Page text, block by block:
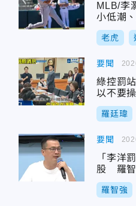
MLB/李
小低潮
老虎
要聞
綠控罰
以不要
羅廷瑋
要聞
「李洋
股 羅智
羅智強